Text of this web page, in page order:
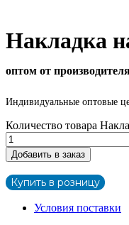
Накладка
оптом от
Индивидуальные оптовые
Количество товара
Добавить в заказ
Купить в розницу
Условия поставки